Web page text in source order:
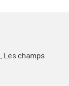
Les champs